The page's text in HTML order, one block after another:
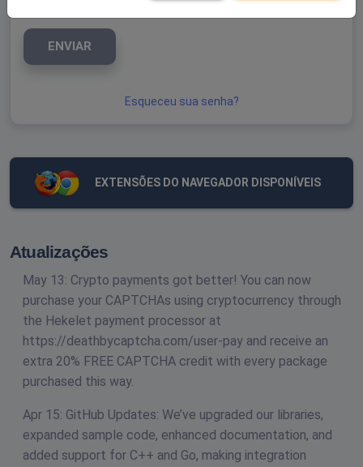
ENVIAR
Esqueceu sua senha?
EXTENSÕES DO NAVEGADOR DISPONÍVEIS
Atualizações
May 13: Crypto payments got better! You can now
purchase your CAPTCHAs using cryptocurrency through
the Hekelet payment processor at
https://deathbycaptcha.com/user-pay and receive an
extra 20% FREE CAPTCHA credit with every package
purchased this way.
Apr 15: GitHub Updates: We’ve upgraded our libraries,
expanded sample code, enhanced documentation, and
added support for C++ and Go, making integration